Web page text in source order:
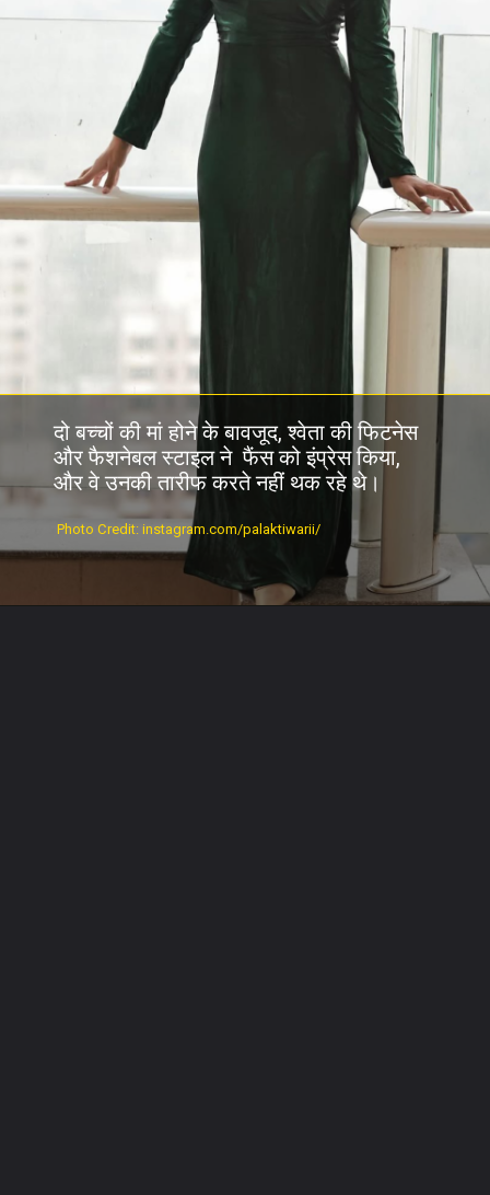
दो बच्चों की मां होने के बावजूद, श्वेता की फिटनेस
और फैशनेबल स्टाइल ने फैंस को इंप्रेस किया,
और वे उनकी तारीफ करते नहीं थक रहे थे।
Photo Credit: instagram.com/palaktiwarii/